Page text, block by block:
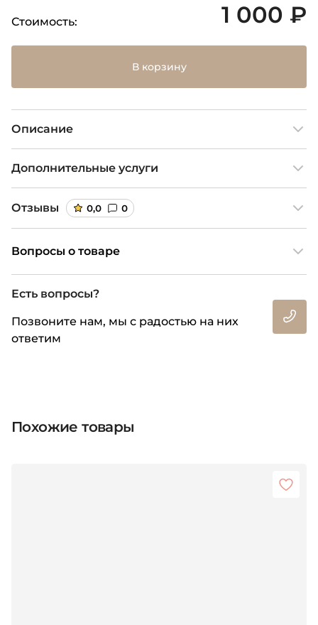
Стоимость: 1 000 ₽
В корзину
Описание
Дополнительные услуги
Отзывы 0,0 0
Вопросы о товаре
Есть вопросы?
Позвоните нам, мы с радостью на них
ответим
Похожие товары